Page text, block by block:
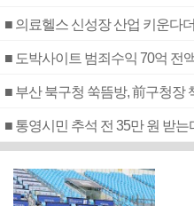
■ 의료헬스 신성장 산업 키운다
■ 도박사이트 범죄수익 70억 전
■ 부산 북구청 쑥뜸방, 前구청장
■ 통영시민 추석 전 35만 원 받는